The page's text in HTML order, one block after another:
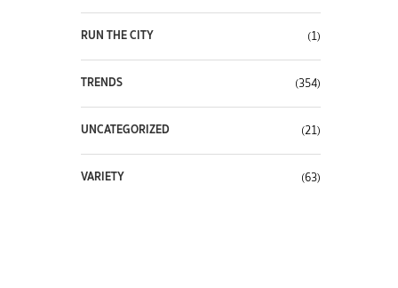
RUN THE CITY (1)
TRENDS (354)
UNCATEGORIZED (21)
VARIETY (63)